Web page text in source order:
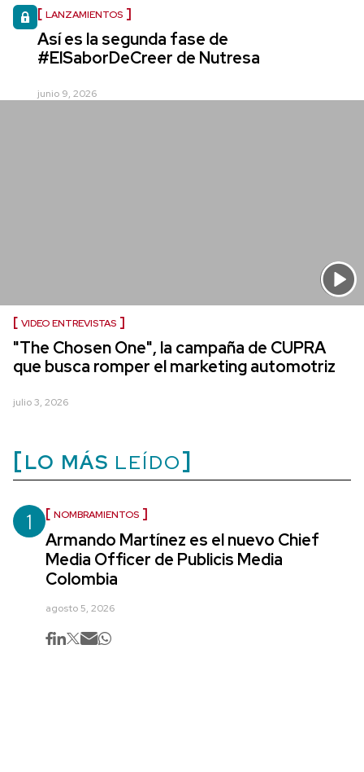
LANZAMIENTOS
Así es la segunda fase de
#ElSaborDeCreer de Nutresa
junio 9, 2026
VIDEO ENTREVISTAS
"The Chosen One", la campaña de CUPRA
que busca romper el marketing automotriz
julio 3, 2026
LO MÁS LEÍDO
1 NOMBRAMIENTOS
Armando Martínez es el nuevo Chief
Media Officer de Publicis Media
Colombia
agosto 5, 2026